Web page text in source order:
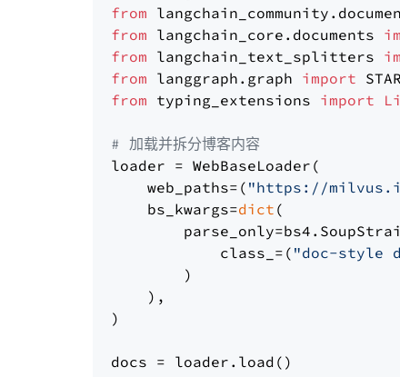
from
from langchain_core.documents
from langchain_text_splitters
from langgraph.graph import
from typing_extensions import
# 加载并拆分博客内容
loader = WebBaseLoader(
    web_paths=(
"https://
    bs_kwargs=
dict (
            class_=(
"doc-style
        )
    ),
)
docs = loader.load()